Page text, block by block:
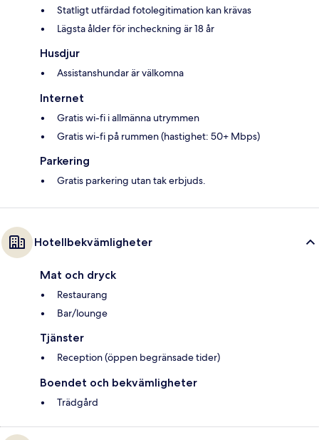
Statligt utfärdad fotolegitimation kan krävas
Lägsta ålder för incheckning är 18 år
Husdjur
Assistanshundar är välkomna
Internet
Gratis wi-fi i allmänna utrymmen
Gratis wi-fi på rummen (hastighet: 50+ Mbps)
Parkering
Gratis parkering utan tak erbjuds.
Hotellbekvämligheter
Mat och dryck
Restaurang
Bar/lounge
Tjänster
Reception (öppen begränsade tider)
Boendet och bekvämligheter
Trädgård